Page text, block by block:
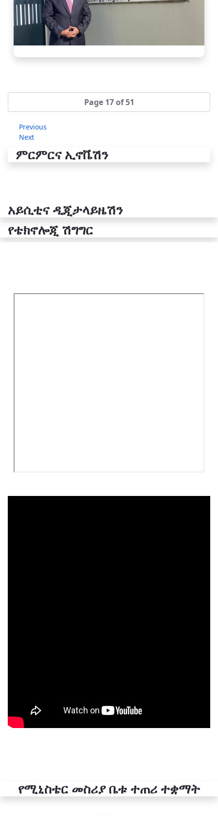
Page 17 of 51
Previous
Next
ምርምርና ኢኖቬሽን
አይሲቲና ዲጂታላይዜሽን
የቴክኖሎጂ ሽግግር
የሚኒስቴር መስሪያ ቤቱ ተጠሪ ተቋማት